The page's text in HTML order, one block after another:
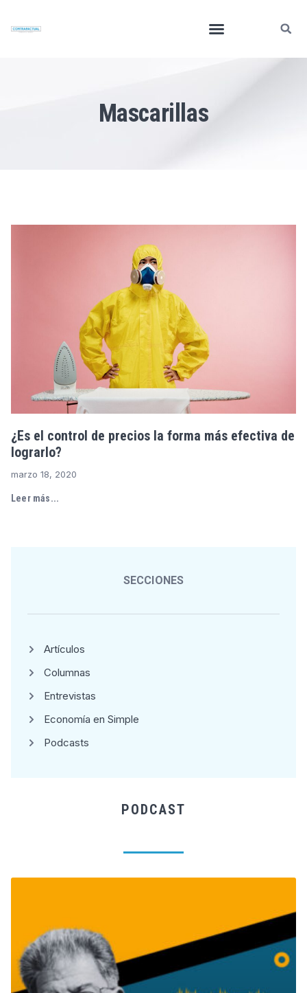
Mascarillas
¿Es el control de precios la forma más efectiva de
lograrlo?
marzo 18, 2020
Leer más...
SECCIONES
Artículos
Columnas
Entrevistas
Economía en Simple
Podcasts
PODCAST